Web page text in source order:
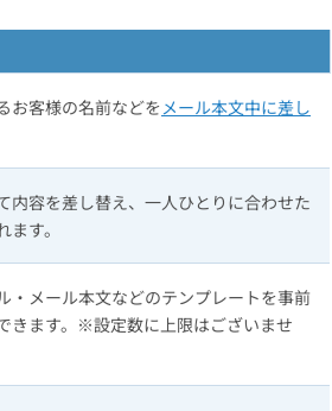
お客様の名前などをメール本文中に差し
内容を差し替え、一人ひとりに合わせた
す。
・メール本文などのテンプレートを事前
きます。※設定数に上限はございませ